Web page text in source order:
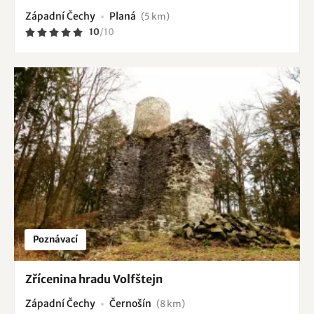
Západní Čechy Planá (5 km)
10/10
Poznávací
Zřícenina hradu Volfštejn
Západní Čechy Černošín (8 km)